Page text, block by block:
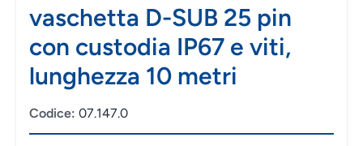
vaschetta D-SUB 25 pin
con custodia IP67 e viti,
lunghezza 10 metri
Codice: 07.147.0